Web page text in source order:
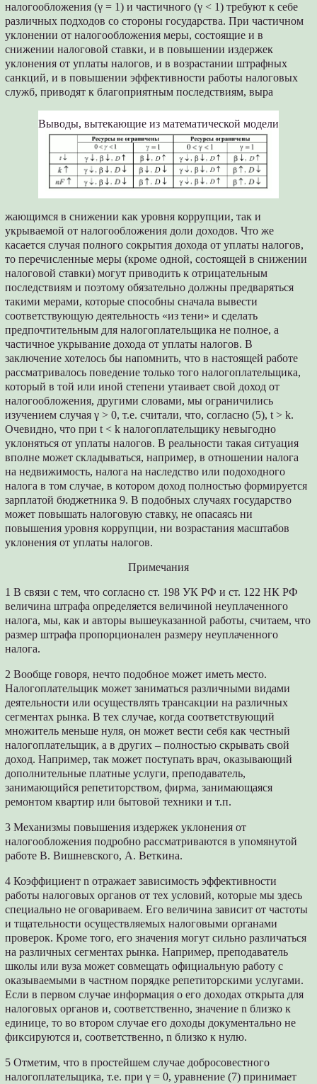
налогообложения (γ = 1) и частичного (γ < 1) требуют к себе
различных подходов со стороны государства. При частичном
уклонении от налогообложения меры, состоящие и в
снижении налоговой ставки, и в повышении издержек
уклонения от уплаты налогов, и в возрастании штрафных
санкций, и в повышении эффективности работы налоговых
служб, приводят к благоприятным последствиям, выра
Выводы, вытекающие из математической модели
жающимся в снижении как уровня коррупции, так и
укрываемой от налогообложения доли доходов. Что же
касается случая полного сокрытия дохода от уплаты налогов,
то перечисленные меры (кроме одной, состоящей в снижении
налоговой ставки) могут приводить к отрицательным
последствиям и поэтому обязательно должны предваряться
такими мерами, которые способны сначала вывести
соответствующую деятельность «из тени» и сделать
предпочтительным для налогоплательщика не полное, а
частичное укрывание дохода от уплаты налогов. В
заключение хотелось бы напомнить, что в настоящей работе
рассматривалось поведение только того налогоплательщика,
который в той или иной степени утаивает свой доход от
налогообложения, другими словами, мы ограничились
изучением случая γ > 0, т.е. считали, что, согласно (5), t > k.
Очевидно, что при t < k налогоплательщику невыгодно
уклоняться от уплаты налогов. В реальности такая ситуация
вполне может складываться, например, в отношении налога
на недвижимость, налога на наследство или подоходного
налога в том случае, в котором доход полностью формируется
зарплатой бюджетника 9. В подобных случаях государство
может повышать налоговую ставку, не опасаясь ни
повышения уровня коррупции, ни возрастания масштабов
уклонения от уплаты налогов.
Примечания
1 В связи с тем, что согласно ст. 198 УК РФ и ст. 122 НК РФ
величина штрафа определяется величиной неуплаченного
налога, мы, как и авторы вышеуказанной работы, считаем, что
размер штрафа пропорционален размеру неуплаченного
налога.
2 Вообще говоря, нечто подобное может иметь место.
Налогоплательщик может заниматься различными видами
деятельности или осуществлять трансакции на различных
сегментах рынка. В тех случае, когда соответствующий
множитель меньше нуля, он может вести себя как честный
налогоплательщик, а в других – полностью скрывать свой
доход. Например, так может поступать врач, оказывающий
дополнительные платные услуги, преподаватель,
занимающийся репетиторством, фирма, занимающаяся
ремонтом квартир или бытовой техники и т.п.
3 Механизмы повышения издержек уклонения от
налогообложения подробно рассматриваются в упомянутой
работе В. Вишневского, А. Веткина.
4 Коэффициент n отражает зависимость эффективности
работы налоговых органов от тех условий, которые мы здесь
специально не оговариваем. Его величина зависит от частоты
и тщательности осуществляемых налоговыми органами
проверок. Кроме того, его значения могут сильно различаться
на различных сегментах рынка. Например, преподаватель
школы или вуза может совмещать официальную работу с
оказываемыми в частном порядке репетиторскими услугами.
Если в первом случае информация о его доходах открыта для
налоговых органов и, соответственно, значение n близко к
единице, то во втором случае его доходы документально не
фиксируются и, соответственно, n близко к нулю.
5 Отметим, что в простейшем случае добросовестного
налогоплательщика, т.е. при γ = 0, уравнение (7) принимает